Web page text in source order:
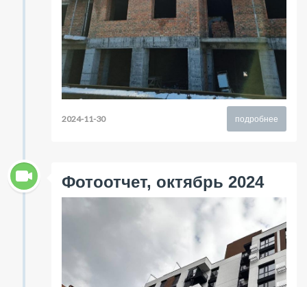
подробнее
2024-11-30
Фотоотчет, октябрь 2024